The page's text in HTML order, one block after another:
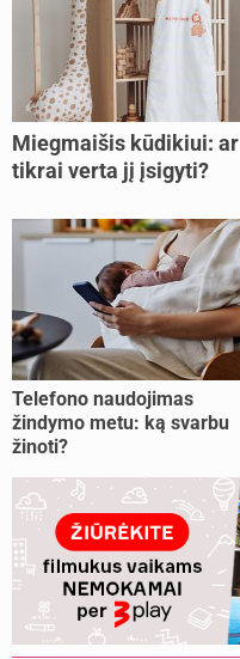
Miegmaišis kūdikiui: ar
tikrai verta jį įsigyti?
Telefono naudojimas
žindymo metu: ką svarbu
žinoti?